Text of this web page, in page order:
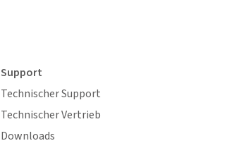
Support
Technischer Support
Technischer Vertrieb
Downloads